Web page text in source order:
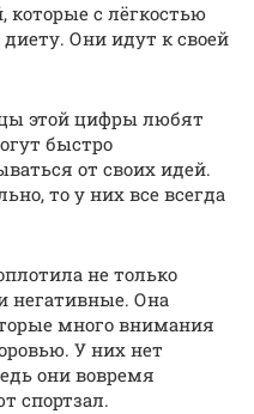
которые с лёгкостью
Они идут к своей
этой цифры любят
быстро
от своих идей.
то у них все всегда
не только
негативные. Она
много внимания
У них нет
они вовремя
спортзал.